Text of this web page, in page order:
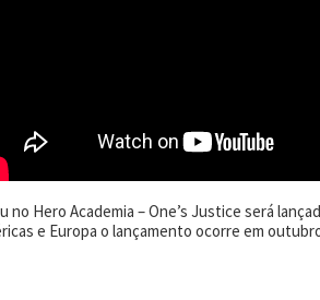
no Hero Academia – One’s Justice será
e Europa o lançamento ocorre em